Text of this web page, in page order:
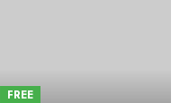
FREE